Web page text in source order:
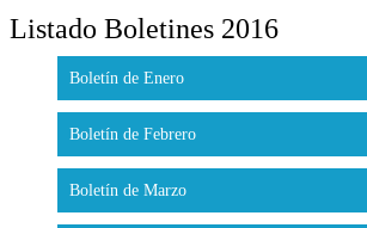
Listado Boletines 2016
Boletín de Enero
Boletín de Febrero
Boletín de Marzo